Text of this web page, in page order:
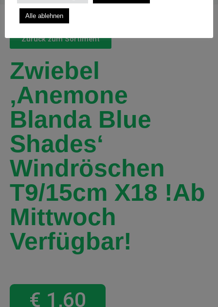
Zurück zum Sortiment
Zwiebel
‚Anemone
Blanda Blue
Shades‘
Windröschen
T9/15cm X18 !Ab
Mittwoch
Verfügbar!
€ 1,60
Alle ablehnen